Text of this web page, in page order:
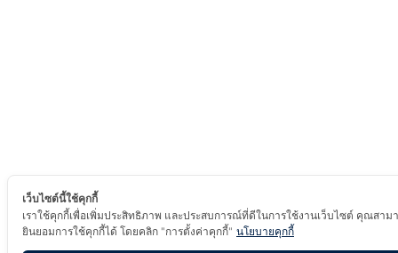
เว็บไซต์นี้ใช้คุกกี้
เราใช้คุกกี้เพื่อเพิ่มประสิทธิภาพ และประสบการณ์ที่ดีในการใช้งานเว็บไซต์ คุณสาม
ยินยอมการใช้คุกกี้ได้ โดยคลิก "การตั้งค่าคุกกี้" นโยบายคุกกี้